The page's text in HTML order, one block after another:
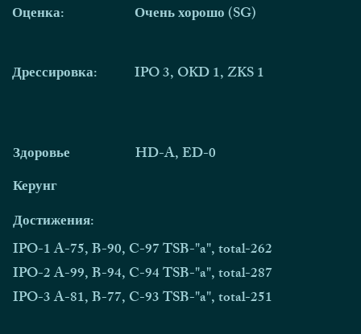
Оценка:
Очень хорошо (SG)
Дрессировка: IPO 3, OKD 1, ZKS 1
Здоровье
Керунг
HD-A, ED-0
Достижения:
IPO-1 A-75, B-90, C-97 TSB-"a", total-262
IPO-2 A-99, B-94, C-94 TSB-"a", total-287
IPO-3 A-81, B-77, C-93 TSB-"a", total-251